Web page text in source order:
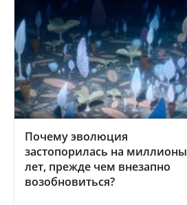
Почему эволюция
застопорилась на миллионы
лет, прежде чем внезапно
возобновиться?